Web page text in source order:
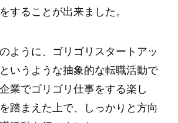
することが出来ました。
ように、ゴリゴリスタートアッ
いうような抽象的な転職活動で
業でゴリゴリ仕事をする楽し
踏まえた上で、しっかりと方向